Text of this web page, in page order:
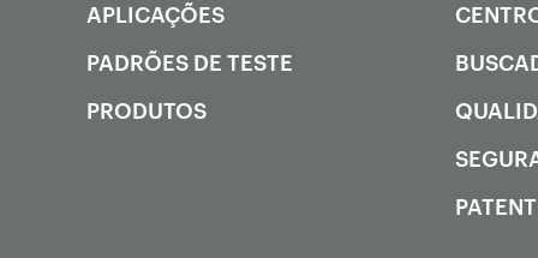
APLICAÇÕES
PADRÕES DE TESTE
PRODUTOS